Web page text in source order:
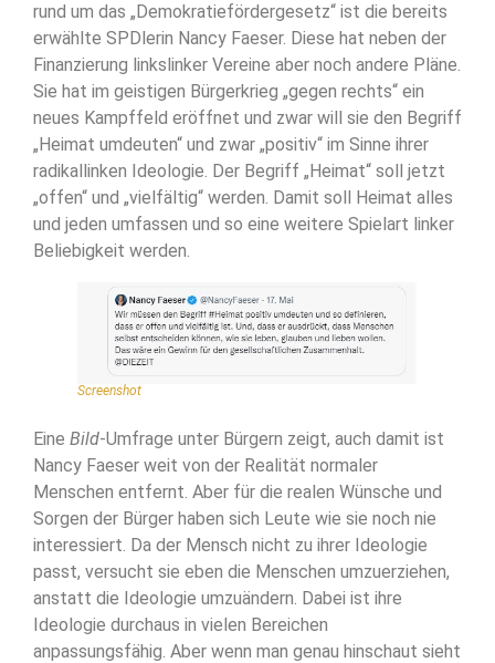
rund um das „Demokratiefördergesetz“ ist die bereits
erwählte SPDlerin Nancy Faeser. Diese hat neben der
Finanzierung linkslinker Vereine aber noch andere Pläne.
Sie hat im geistigen Bürgerkrieg „gegen rechts“ ein
neues Kampffeld eröffnet und zwar will sie den Begriff
„Heimat umdeuten“ und zwar „positiv“ im Sinne ihrer
radikallinken Ideologie. Der Begriff „Heimat“ soll jetzt
„offen“ und „vielfältig“ werden. Damit soll Heimat alles
und jeden umfassen und so eine weitere Spielart linker
Beliebigkeit werden.
Screenshot
Eine Bild-Umfrage unter Bürgern zeigt, auch damit ist
Nancy Faeser weit von der Realität normaler
Menschen entfernt. Aber für die realen Wünsche und
Sorgen der Bürger haben sich Leute wie sie noch nie
interessiert. Da der Mensch nicht zu ihrer Ideologie
passt, versucht sie eben die Menschen umzuerziehen,
anstatt die Ideologie umzuändern. Dabei ist ihre
Ideologie durchaus in vielen Bereichen
anpassungsfähig. Aber wenn man genau hinschaut sieht